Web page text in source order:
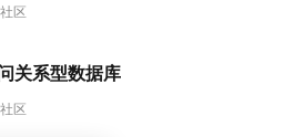
区
区
关系型数据库